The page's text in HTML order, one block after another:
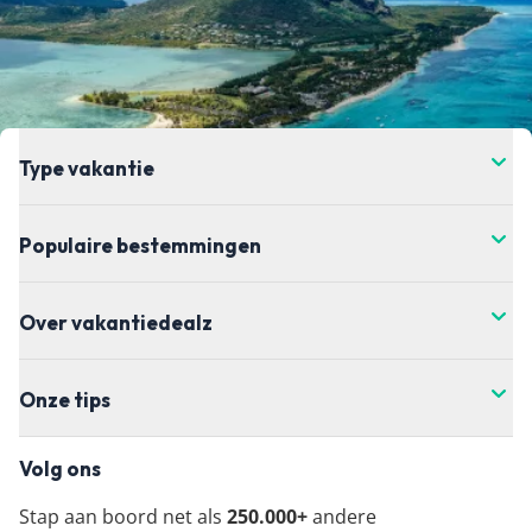
de prijs verandert. Dit kan hoger of lager zijn,
helaas hebben wij daar geen controle over. Voor
de meest actuele vanaf-prijs kun je het beste
doorklikken naar de aanbieder waar je je vakantie
wil boeken.
Type vakantie
Populaire bestemmingen
Over vakantiedealz
Onze tips
Volg ons
Stap aan boord net als 250.000+andere